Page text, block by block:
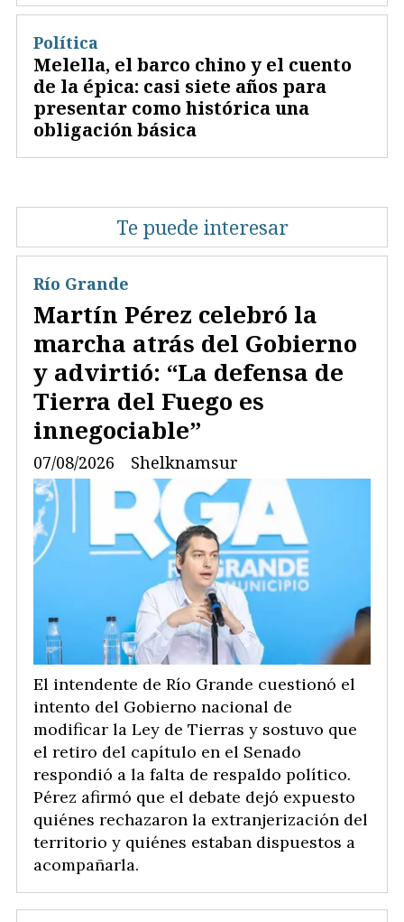
Melella, el barco chino y el cuento
de la épica: casi siete años para
presentar como histórica una
obligación básica
Política
Te puede interesar
Martín Pérez celebró la
marcha atrás del Gobierno
y advirtió: “La defensa de
Tierra del Fuego es
innegociable”
Shelknamsur
Río Grande
07/08/2026
El intendente de Río Grande cuestionó el
intento del Gobierno nacional de
modificar la Ley de Tierras y sostuvo que
el retiro del capítulo en el Senado
respondió a la falta de respaldo político.
Pérez afirmó que el debate dejó expuesto
quiénes rechazaron la extranjerización del
territorio y quiénes estaban dispuestos a
acompañarla.